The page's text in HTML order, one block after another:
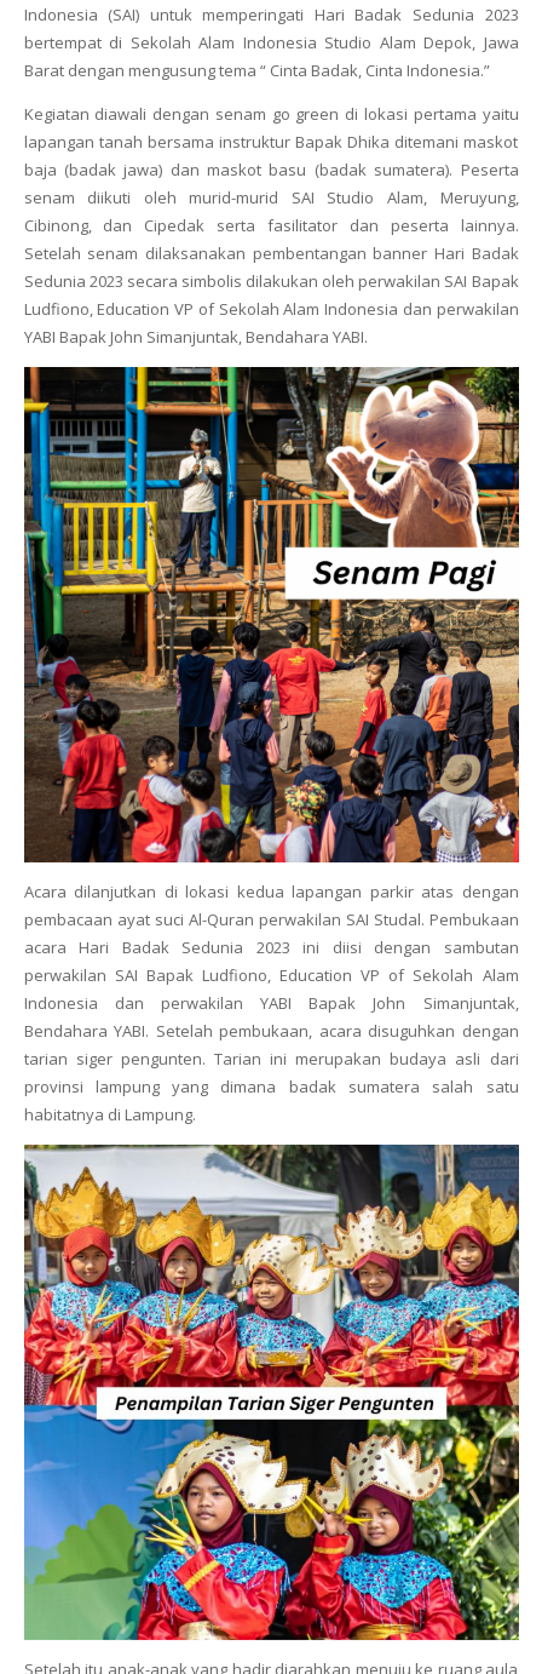
Indonesia (SAI) untuk memperingati Hari Badak Sedunia 2023
bertempat di Sekolah Alam Indonesia Studio Alam Depok, Jawa
Barat dengan mengusung tema “ Cinta Badak, Cinta Indonesia.”
Kegiatan diawali dengan senam go green di lokasi pertama yaitu
lapangan tanah bersama instruktur Bapak Dhika ditemani maskot
baja (badak jawa) dan maskot basu (badak sumatera). Peserta
senam diikuti oleh murid-murid SAI Studio Alam, Meruyung,
Cibinong, dan Cipedak serta fasilitator dan peserta lainnya.
Setelah senam dilaksanakan pembentangan banner Hari Badak
Sedunia 2023 secara simbolis dilakukan oleh perwakilan SAI Bapak
Ludfiono, Education VP of Sekolah Alam Indonesia dan perwakilan
YABI Bapak John Simanjuntak, Bendahara YABI.
Acara dilanjutkan di lokasi kedua lapangan parkir atas dengan
pembacaan ayat suci Al-Quran perwakilan SAI Studal. Pembukaan
acara Hari Badak Sedunia 2023 ini diisi dengan sambutan
perwakilan SAI Bapak Ludfiono, Education VP of Sekolah Alam
Indonesia dan perwakilan YABI Bapak John Simanjuntak,
Bendahara YABI. Setelah pembukaan, acara disuguhkan dengan
tarian siger pengunten. Tarian ini merupakan budaya asli dari
provinsi lampung yang dimana badak sumatera salah satu
habitatnya di Lampung.
Setelah itu anak-anak yang hadir diarahkan menuju ke ruang aula